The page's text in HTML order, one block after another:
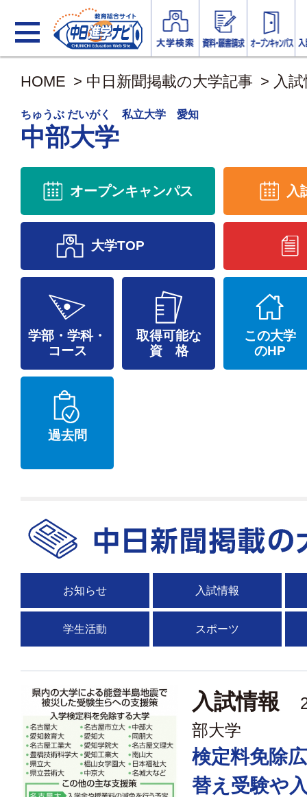
HOME > 中日新聞掲載の大学記事 > 入
ちゅうぶ だいがく 私立大学 愛知
中部大学
オープンキャンパス 入
大学TOP
学部・学科・
コース
取得可能な
資 格
この大学
のHP
過去問
お知らせ 入試情報
学生活動 スポーツ
入試情報
部大学
検定料免除
替え受験や